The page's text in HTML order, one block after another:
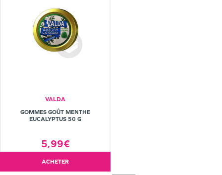
VALDA
GOMMES GOÛT MENTHE
EUCALYPTUS 50 G
5,99€
ACHETER